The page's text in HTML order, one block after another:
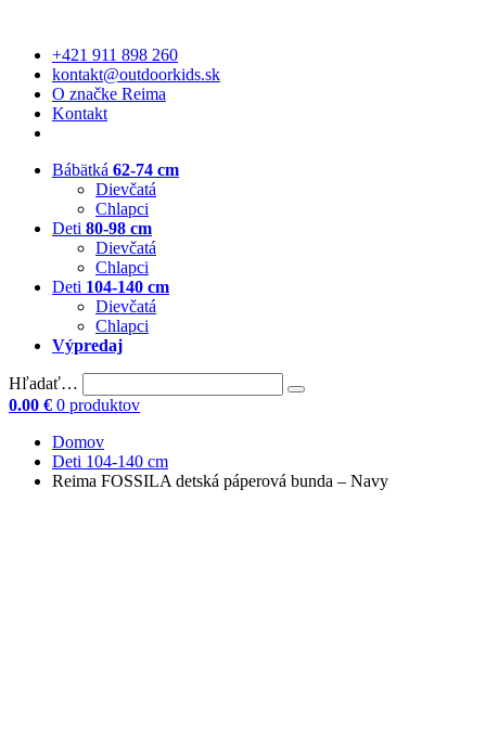
+421 911 898 260
kontakt@outdoorkids.sk
O značke Reima
Kontakt
Bábätká 62-74 cm
Dievčatá
Chlapci
Deti 80-98 cm
Dievčatá
Chlapci
Deti 104-140 cm
Dievčatá
Chlapci
Výpredaj
Hľadať…
0.00 € 0 produktov
Domov
Deti 104-140 cm
Reima FOSSILA detská páperová bunda – Navy